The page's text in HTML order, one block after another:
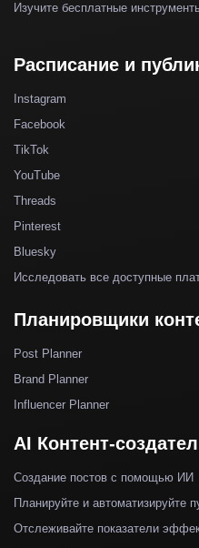
Изучите бесплатные
Расписание и
Instagram
Facebook
TikTok
YouTube
Threads
Pinterest
Bluesky
Исследовать все доступные
Планировщики
Post Planner
Brand Planner
Influencer Planner
AI Контент-
Создание постов с помощью ИИ
Планируйте и автоматизируйте
Отслеживайте показатели